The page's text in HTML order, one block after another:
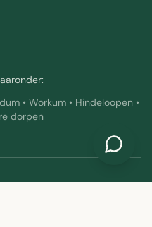
• Workum • Hindeloopen •
dorpen